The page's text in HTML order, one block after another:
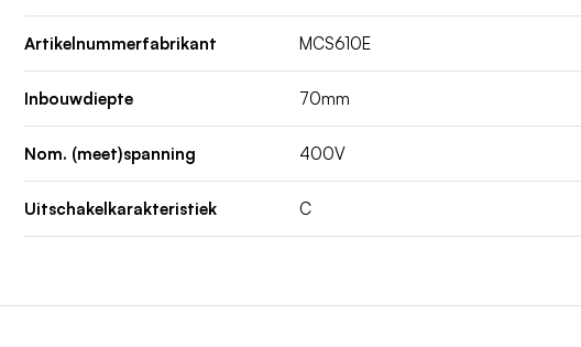
Artikelnummerfabrikant MCS610E
Inbouwdiepte 70mm
Nom. (meet)spanning 400V
Uitschakelkarakteristiek C